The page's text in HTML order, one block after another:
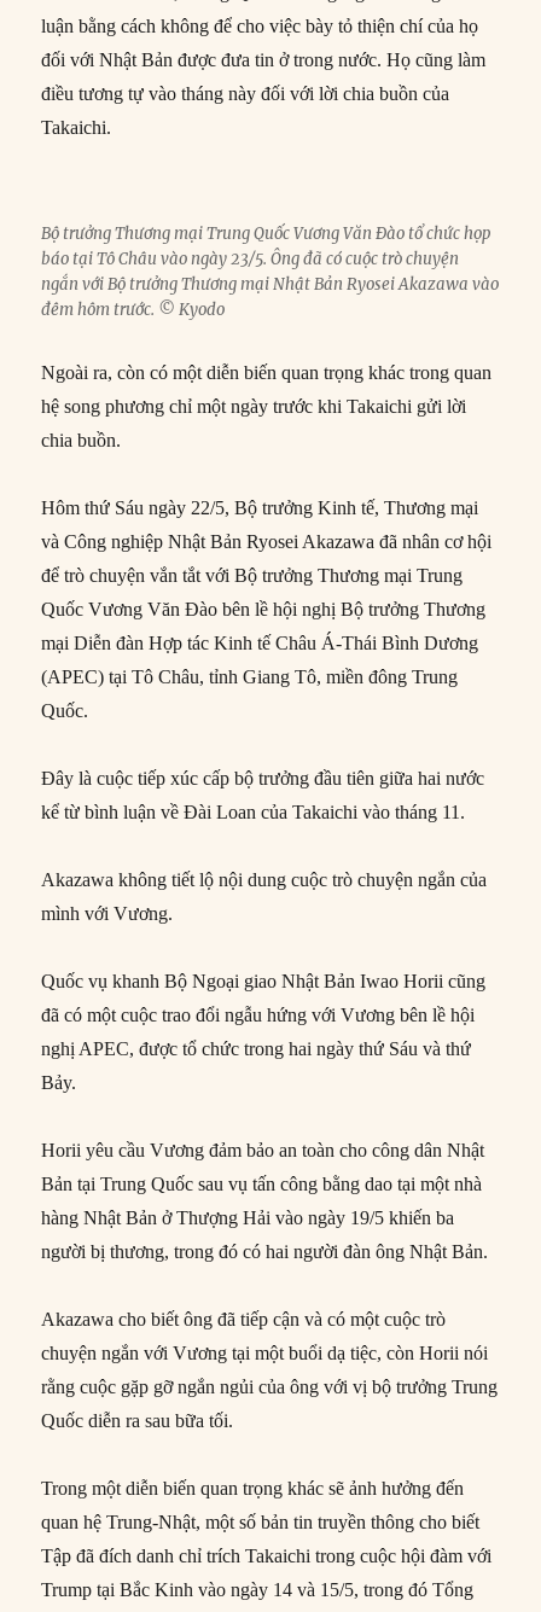
luận bằng cách không để cho việc bày tỏ thiện chí của họ
đối với Nhật Bản được đưa tin ở trong nước. Họ cũng làm
điều tương tự vào tháng này đối với lời chia buồn của
Takaichi.
Bộ trưởng Thương mại Trung Quốc Vương Văn Đào tổ chức họp
báo tại Tô Châu vào ngày 23/5. Ông đã có cuộc trò chuyện
ngắn với Bộ trưởng Thương mại Nhật Bản Ryosei Akazawa vào
đêm hôm trước. © Kyodo
Ngoài ra, còn có một diễn biến quan trọng khác trong quan
hệ song phương chỉ một ngày trước khi Takaichi gửi lời
chia buồn.
Hôm thứ Sáu ngày 22/5, Bộ trưởng Kinh tế, Thương mại
và Công nghiệp Nhật Bản Ryosei Akazawa đã nhân cơ hội
để trò chuyện vắn tắt với Bộ trưởng Thương mại Trung
Quốc Vương Văn Đào bên lề hội nghị Bộ trưởng Thương
mại Diễn đàn Hợp tác Kinh tế Châu Á-Thái Bình Dương
(APEC) tại Tô Châu, tỉnh Giang Tô, miền đông Trung
Quốc.
Đây là cuộc tiếp xúc cấp bộ trưởng đầu tiên giữa hai nước
kể từ bình luận về Đài Loan của Takaichi vào tháng 11.
Akazawa không tiết lộ nội dung cuộc trò chuyện ngắn của
mình với Vương.
Quốc vụ khanh Bộ Ngoại giao Nhật Bản Iwao Horii cũng
đã có một cuộc trao đổi ngẫu hứng với Vương bên lề hội
nghị APEC, được tổ chức trong hai ngày thứ Sáu và thứ
Bảy.
Horii yêu cầu Vương đảm bảo an toàn cho công dân Nhật
Bản tại Trung Quốc sau vụ tấn công bằng dao tại một nhà
hàng Nhật Bản ở Thượng Hải vào ngày 19/5 khiến ba
người bị thương, trong đó có hai người đàn ông Nhật Bản.
Akazawa cho biết ông đã tiếp cận và có một cuộc trò
chuyện ngắn với Vương tại một buổi dạ tiệc, còn Horii nói
rằng cuộc gặp gỡ ngắn ngủi của ông với vị bộ trưởng Trung
Quốc diễn ra sau bữa tối.
Trong một diễn biến quan trọng khác sẽ ảnh hưởng đến
quan hệ Trung-Nhật, một số bản tin truyền thông cho biết
Tập đã đích danh chỉ trích Takaichi trong cuộc hội đàm với
Trump tại Bắc Kinh vào ngày 14 và 15/5, trong đó Tổng